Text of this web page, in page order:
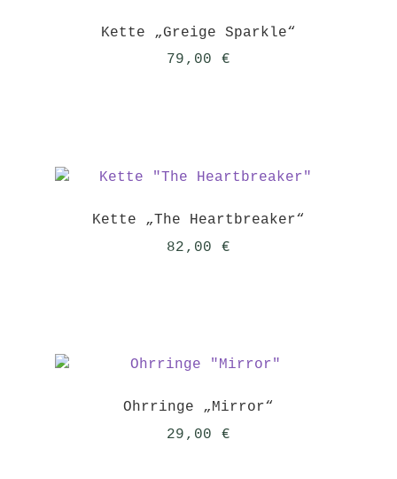
Kette „Greige Sparkle“
79,00 €
Kette „The Heartbreaker“
82,00 €
Ohrringe „Mirror“
29,00 €